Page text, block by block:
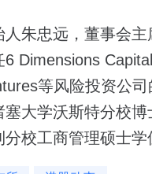
人朱忠远，董事会主
Dimensions
等风险投资公司
塞大学沃斯特分校博
校工商管理硕士学